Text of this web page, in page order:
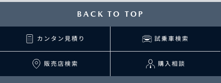
クルマ購入ガイド
カンタン見積り
販売店検索
試乗車検索
登録情報の変更
お知らせ配信の登録・解除
ログアウト
BACK TO TOP
カンタン見積り 試乗車検索
販売店検索 購入相談